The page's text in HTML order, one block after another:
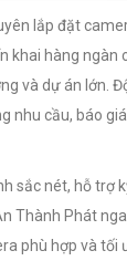
lắp đặt
khai hàng ngàn
và dự án lớn.
nhu cầu, báo
sắc nét, hỗ trợ
Thành Phát
phù hợp và tối